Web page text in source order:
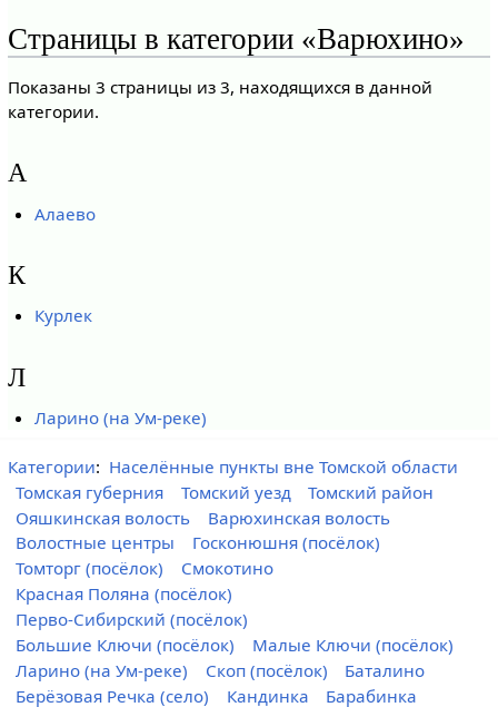
Страницы в категории «Варюхино»
Показаны 3 страницы из 3, находящихся в данной
категории.
А
Алаево
К
Курлек
Л
Ларино (на Ум-реке)
Категории: Населённые пункты вне Томской области
Томская губерния
Томский уезд
Томский район
Ояшкинская волость
Варюхинская волость
Волостные центры
Госконюшня (посёлок)
Томторг (посёлок)
Смокотино
Красная Поляна (посёлок)
Перво-Сибирский (посёлок)
Большие Ключи (посёлок)
Малые Ключи (посёлок)
Ларино (на Ум-реке)
Скоп (посёлок)
Баталино
Берёзовая Речка (село)
Кандинка Барабинка